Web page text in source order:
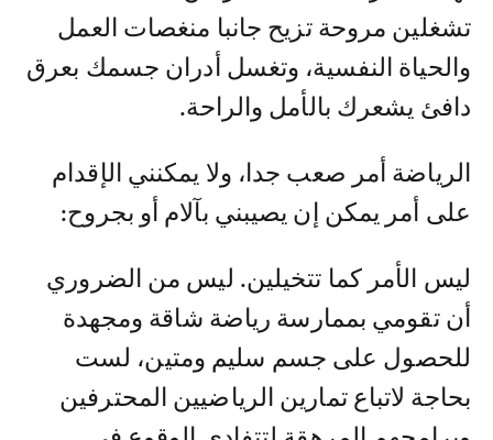
تشغلين مروحة تزيح جانبا منغصات العمل
والحياة النفسية، وتغسل أدران جسمك بعرق
دافئ يشعرك بالأمل والراحة.
الرياضة أمر صعب جدا، ولا يمكنني الإقدام
على أمر يمكن إن يصيبني بآلام أو بجروح:
ليس الأمر كما تتخيلين. ليس من الضروري
أن تقومي بممارسة رياضة شاقة ومجهدة
للحصول على جسم سليم ومتين، لست
بحاجة لاتباع تمارين الرياضيين المحترفين